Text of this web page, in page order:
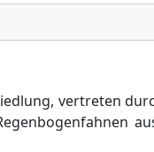
edlung, vertreten